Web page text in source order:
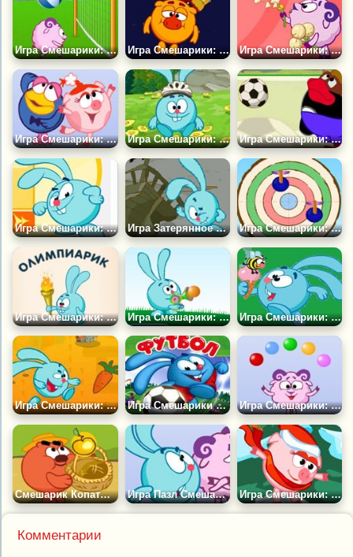
Игра Смешарики: Волейбол Игра Смешарики: Сон Биби Игра Смешарики: Букет Бараша
Игра Смешарики: Книга Раскрасок Игра Смешарики: Запускарик Игра Смешарики: Ленивый Футбол
Игра Смешарики: Букварик Игра Затерянное Сокровище Игра Смешарики: Попади в Цель
Игра Смешарики: Олимпиарик Игра Смешарики: Меткий Крош Игра Смешарики: Догонялки
Игра Смешарики: Догоняня Игра Смешарики Футбол Игра Смешарики: Пять в Линию
Смешарик Копатыч: Сбор Урожая Игра Пазл Смешарики Игра Смешарики: Снежная Горка
Комментарии